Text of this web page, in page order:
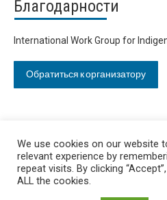
Благодарности
International Work Group for
Обратиться к организатору
We use cookies on our website
relevant experience by
repeat visits. By clicking
ALL the cookies.